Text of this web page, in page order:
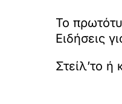
Το
Ειδήσεις